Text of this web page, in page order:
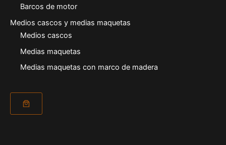
Barcos de motor
Medios cascos y medias maquetas
Medios cascos
Medias maquetas
Medias maquetas con marco de madera